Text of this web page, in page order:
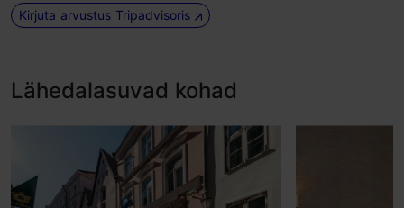
Kirjuta arvustus Tripadvisoris
Lähedalasuvad kohad